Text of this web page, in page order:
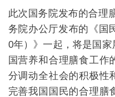
此次国务院发布的合理
务院办公厅发布的《国
0年）》一起，将是国
国营养和合理膳食工作
分调动全社会的积极性
完善我国国民的合理膳